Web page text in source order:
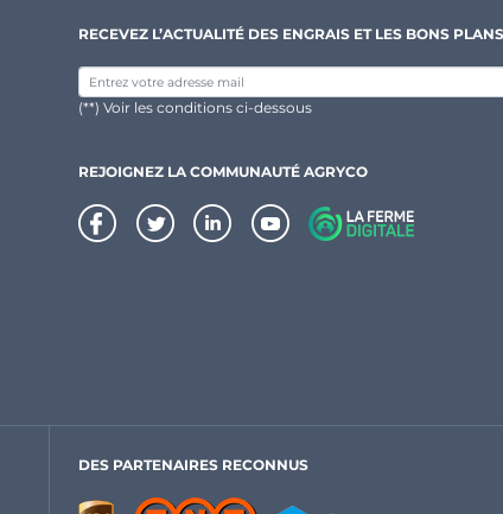
RECEVEZ L’ACTUALITÉ DES ENGRAIS ET LES BONS
(**) Voir les conditions ci-dessous
REJOIGNEZ LA COMMUNAUTÉ AGRYCO
DES PARTENAIRES RECONNUS